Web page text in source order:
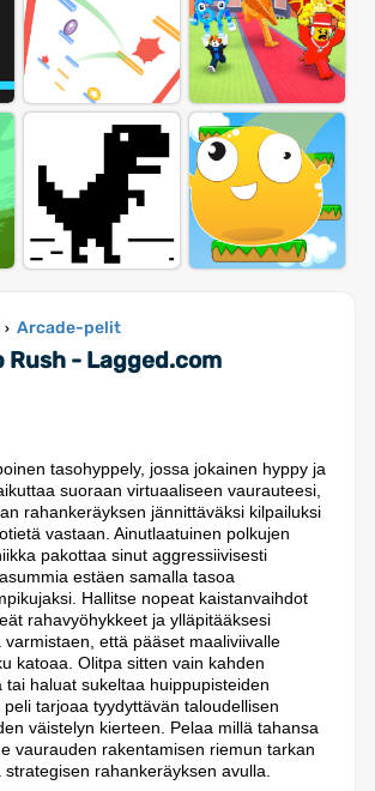
› Arcade-pelit
Rush - Lagged.com
tasohyppely, jossa jokainen hyppy ja
suoraan virtuaaliseen vaurauteesi,
rahankeräyksen jännittäväksi kilpailuksi
vastaan. Ainutlaatuinen polkujen
pakottaa sinut aggressiivisesti
estäen samalla tasoa
Hallitse nopeat kaistanvaihdot
rahavyöhykkeet ja ylläpitääksesi
varmistaen, että pääset maaliviivalle
katoaa. Olitpa sitten vain kahden
tai haluat sukeltaa huippupisteiden
tarjoaa tyydyttävän taloudellisen
väistelyn kierteen. Pelaa millä tahansa
vaurauden rakentamisen riemun tarkan
rahankeräyksen avulla.